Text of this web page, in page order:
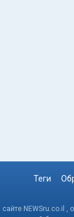
Теги
NEWSru.co.il ,